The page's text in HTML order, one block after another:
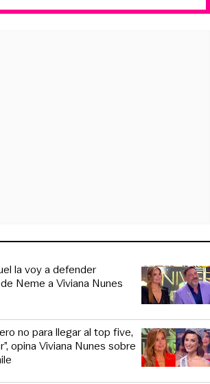
la voy a defender
Neme a Viviana Nunes
no para llegar al top five,
opina Viviana Nunes sobre